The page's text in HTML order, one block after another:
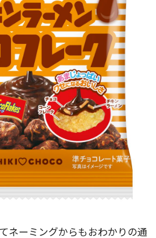
ネーミングからもおわかりの通